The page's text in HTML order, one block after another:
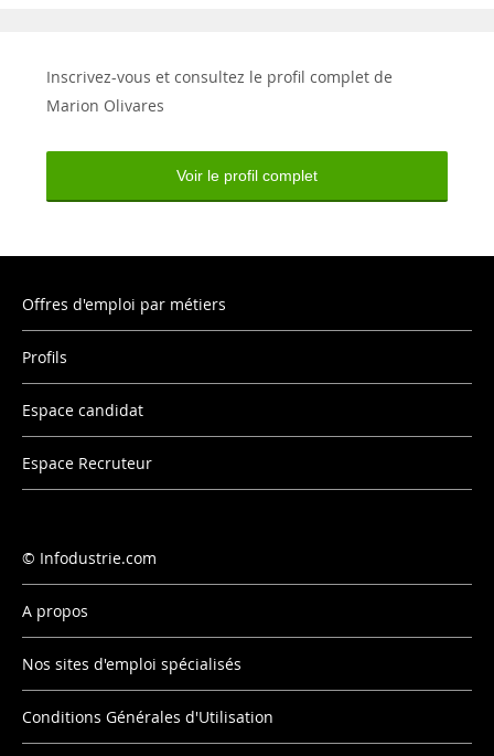
Inscrivez-vous et consultez le profil complet de
Marion Olivares
Voir le profil complet
Offres d'emploi par métiers
Profils
Espace candidat
Espace Recruteur
Infodustrie.com
A propos
Nos sites d'emploi spécialisés
Conditions Générales d'Utilisation